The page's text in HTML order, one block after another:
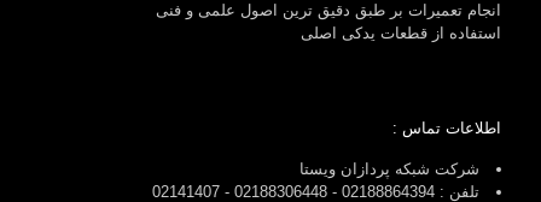
انجام تعمیرات بر طبق دقیق ترین اصول علمی و فنی
استفاده از قطعات یدکی اصلی
اطلاعات تماس :
شرکت شبکه پردازان ویستا
تلفن : 02188864394 - 02188306448 - 02141407